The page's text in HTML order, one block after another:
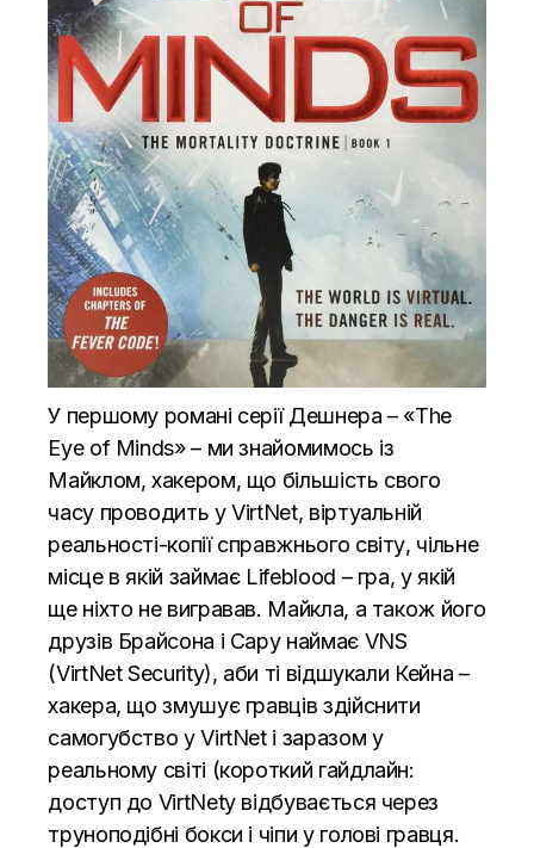
У першому романі серії Дешнера – «The
Eye of Minds» – ми знайомимось із
Майклом, хакером, що більшість свого
часу проводить у VirtNet, віртуальній
реальності-копії справжнього світу, чільне
місце в якій займає Lifeblood – гра, у якій
ще ніхто не вигравав. Майкла, а також його
друзів Брайсона і Сару наймає VNS
(VirtNet Security), аби ті відшукали Кейна –
хакера, що змушує гравців здійснити
самогубство у VirtNet і заразом у
реальному світі (короткий гайдлайн:
доступ до VirtNetу відбувається через
труноподібні бокси і чіпи у голові гравця.